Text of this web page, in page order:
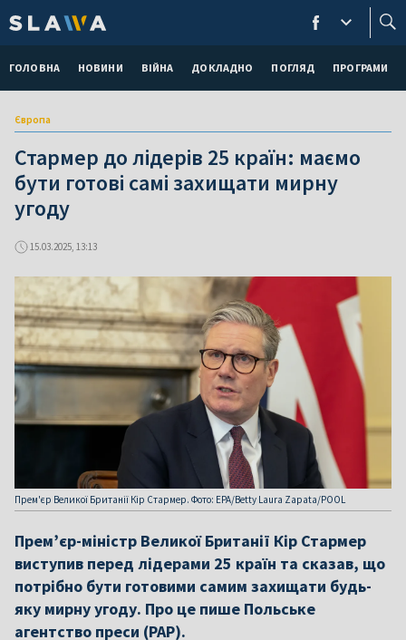
ГОЛОВНА НОВИНИ ВІЙНА ДОКЛАДНО ПОГЛЯД ПРОГРАМИ
Європа
Стармер до лідерів 25 країн: маємо
бути готові самі захищати мирну
угоду
15.03.2025, 13:13
Прем'єр Великої Британії Кір Стармер. Фото: EPA/Betty Laura Zapata/POOL
Прем’єр-міністр Великої Британії Кір Стармер
виступив перед лідерами 25 країн та сказав, що
потрібно бути готовими самим захищати будь-
яку мирну угоду. Про це пише Польське
агентство преси (PAP).